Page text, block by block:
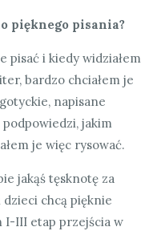
pięknego pisania?
pisać i kiedy widziałem
bardzo chciałem je
napisane
jakim
je więc rysować.
jakąś tęsknotę za
chcą pięknie
I-III etap przejścia w